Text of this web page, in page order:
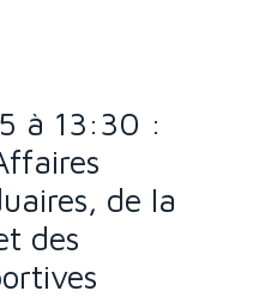
à 13:30 :
de la
des